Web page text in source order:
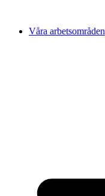
Våra arbetsområden